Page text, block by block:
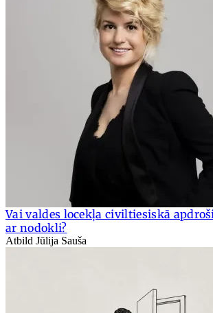
Vai valdes locekļa civiltiesiskā
ar nodokli?
Atbild Jūlija Sauša